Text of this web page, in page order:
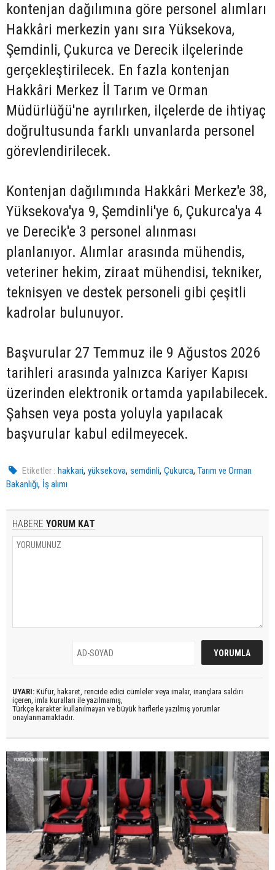
kontenjan dağılımına göre personel alımları
Hakkâri merkezin yanı sıra Yüksekova,
Şemdinli, Çukurca ve Derecik ilçelerinde
gerçekleştirilecek. En fazla kontenjan
Hakkâri Merkez İl Tarım ve Orman
Müdürlüğü'ne ayrılırken, ilçelerde de ihtiyaç
doğrultusunda farklı unvanlarda personel
görevlendirilecek.
Kontenjan dağılımında Hakkâri Merkez'e 38,
Yüksekova'ya 9, Şemdinli'ye 6, Çukurca'ya 4
ve Derecik'e 3 personel alınması
planlanıyor. Alımlar arasında mühendis,
veteriner hekim, ziraat mühendisi, tekniker,
teknisyen ve destek personeli gibi çeşitli
kadrolar bulunuyor.
Başvurular 27 Temmuz ile 9 Ağustos 2026
tarihleri arasında yalnızca Kariyer Kapısı
üzerinden elektronik ortamda yapılabilecek.
Şahsen veya posta yoluyla yapılacak
başvurular kabul edilmeyecek.
Etiketler : hakkari,yüksekova,semdinli,Çukurca,Tarım ve Orman
Bakanlığı, İş alımı
HABERE YORUM KAT
UYARI: Küfür, hakaret, rencide edici cümleler veya imalar, inançlara saldırı
içeren, imla kuralları ile yazılmamış,
Türkçe karakter kullanılmayan ve büyük harflerle yazılmış yorumlar
onaylanmamaktadır.